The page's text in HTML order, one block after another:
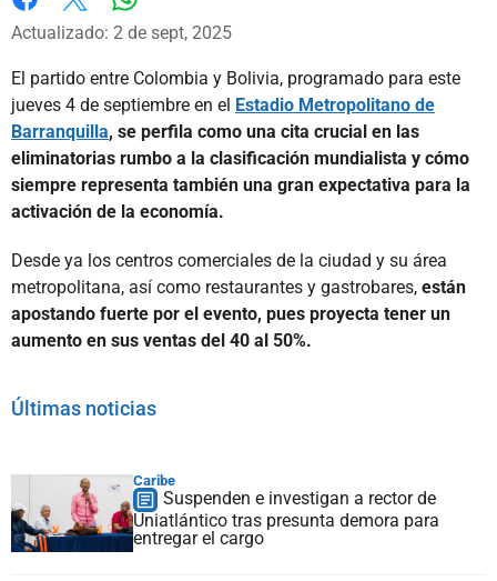
Facebook
X
Actualizado: 2 de sept, 2025
El partido entre Colombia y Bolivia, programado para este
jueves 4 de septiembre en el Estadio Metropolitano de
Barranquilla, se perfila como una cita crucial en las
eliminatorias rumbo a la clasificación mundialista y cómo
siempre representa también una gran expectativa para la
activación de la economía.
Desde ya los centros comerciales de la ciudad y su área
metropolitana, así como restaurantes y gastrobares, están
apostando fuerte por el evento, pues proyecta tener un
aumento en sus ventas del 40 al 50%.
Últimas noticias
Caribe
Suspenden e investigan a rector de
Uniatlántico tras presunta demora para
entregar el cargo